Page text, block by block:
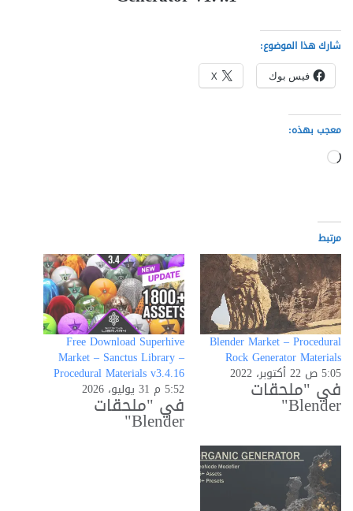
شارك هذا الموضوع:
فيس بوك X
معجب بهذه:
جاري
مرتبط
Blender Market – Procedural
Rock Generator Materials
5:05 ص 22 أكتوبر، 2022
في "ملحقات
Blender"
Free Download Superhive
Market – Sanctus Library –
Procedural Materials v3.4.16
5:52 م 31 يوليو، 2026
في "ملحقات
Blender"